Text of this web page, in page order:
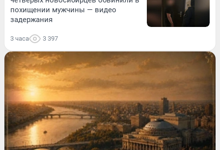
похищении мужчины — видео
задержания
3 часа 3 397